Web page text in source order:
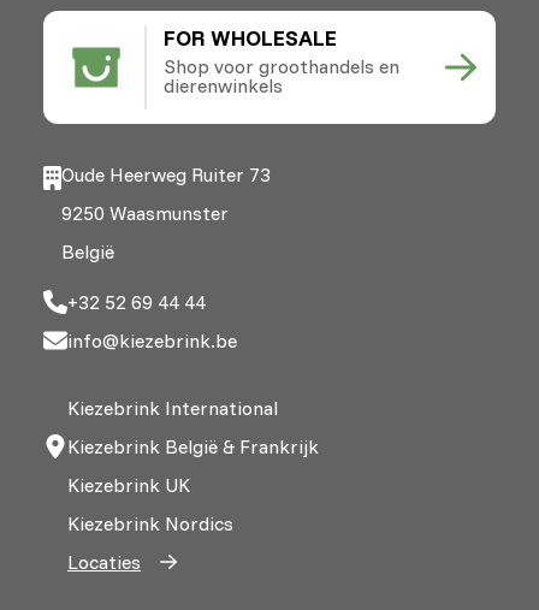
FOR WHOLESALE
Shop voor groothandels en
dierenwinkels
Oude Heerweg Ruiter 73
9250 Waasmunster
België
+32 52 69 44 44
info@kiezebrink.be
Kiezebrink International
Kiezebrink België & Frankrijk
Kiezebrink UK
Kiezebrink Nordics
Locaties